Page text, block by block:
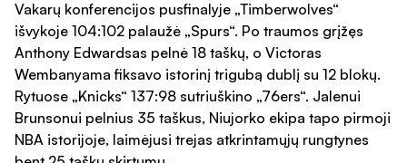
Vakarų konferencijos pusfinalyje „Timberwolves“
išvykoje 104:102 palaužė „Spurs“. Po traumos grįžęs
Anthony Edwardsas pelnė 18 taškų, o Victoras
Wembanyama fiksavo istorinį trigubą dublį su 12 blokų.
Rytuose „Knicks“ 137:98 sutriuškino „76ers“. Jalenui
Brunsonui pelnius 35 taškus, Niujorko ekipa tapo pirmoji
NBA istorijoje, laimėjusi trejas atkrintamųjų rungtynes